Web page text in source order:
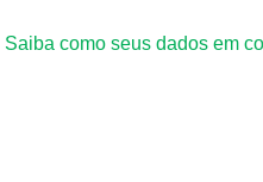
Saiba como seus dados em